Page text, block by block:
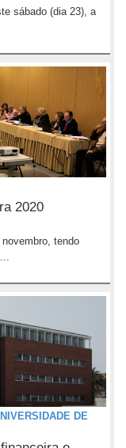
sábado (dia 23), a
2020
tendo
DE